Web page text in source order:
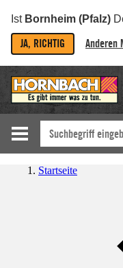
Ist Bornheim (Pfalz)
JA, RICHTIG Anderen
Startseite